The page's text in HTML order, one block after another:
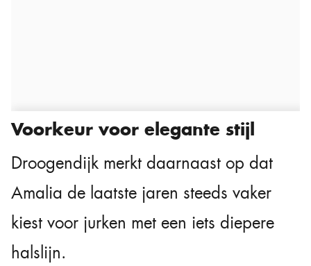
Voorkeur voor elegante stijl
Droogendijk merkt daarnaast op dat
Amalia de laatste jaren steeds vaker
kiest voor jurken met een iets diepere
halslijn.